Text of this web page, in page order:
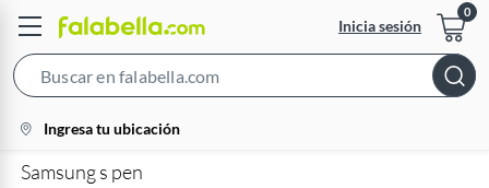
Inicia sesión
Bar
location-
icon
Ingresa tu ubicación
Samsung s pen